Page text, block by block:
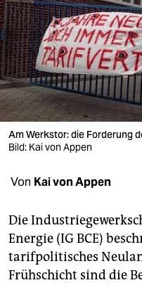
berlin
nord
wahrheit
verlag
verlag
shop
fragen & hilfe
unterstützen
abo
Am Werkstor: die Forderung
Bild: Kai von Appen
Von Kai von Appen
Die
Energie (IG BCE)
tarifpolitisches
Frühschicht sind die